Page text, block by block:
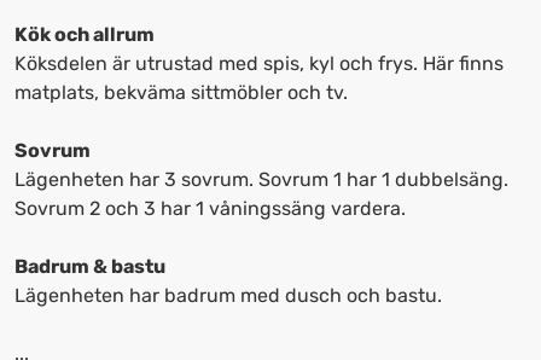
kortkommandon
för
att
datum
för
att
Kök och allrum
Köksdelen är utrustad med spis, kyl och frys. Här finns
matplats, bekväma sittmöbler och tv.
Sovrum
Lägenheten har 3 sovrum. Sovrum 1 har 1 dubbelsäng.
Sovrum 2 och 3 har 1 våningssäng vardera.
Badrum & bastu
Lägenheten har badrum med dusch och bastu.
...